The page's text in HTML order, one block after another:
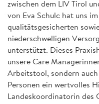
zwischen dem LIV Tirol
von Eva Schulc hat uns
qualitätsgesicherten
niederschwelligen
unterstützt. Dieses
unsere Care
Arbeitstool, sondern
Personen ein wertvolles
Landeskoordinatorin des